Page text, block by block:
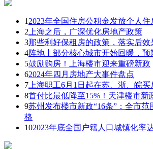
1 2023年全国住房公积金发放个人
2 上海之后，广深优化房地产政策
3那些利好保租房的政策，落实后效
4阵地丨部分核心城市开始回暖，
5鼓励购房！上海楼市迎来重磅新政
62024年四月房地产大事件盘点
7 上海职工6月1日起在苏、浙、皖
8首付比最低降至15%！天津楼市新
9苏州发布楼市新政“16条”：全市
格
102023年底全国户籍人口城镇化率